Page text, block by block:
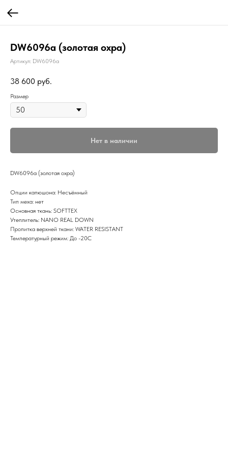
DW6096a (золотая охра)
Артикул: DW6096a
38 600 руб.
Размер
Нет в наличии
DW6096a (золотая охра)
Опции капюшона: Несъёмный
Тип меха: нет
Основная ткань: SOFTTEX
Утеплитель: NANO REAL DOWN
Пропитка верхней ткани: WATER RESISTANT
Температурный режим: До -20С